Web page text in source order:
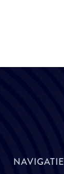
NAVIGATIE